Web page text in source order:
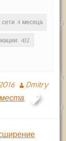
сети 4 месяца
432
Dmitry
места,